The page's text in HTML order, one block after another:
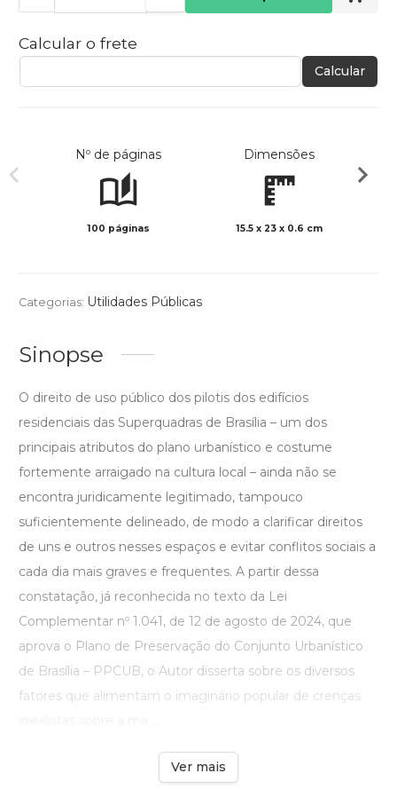
Calcular o frete
Calcular
Nº de páginas
100 páginas
Dimensões
15.5 x 23 x 0.6 cm
Categorias: Utilidades Públicas
Sinopse
O direito de uso público dos pilotis dos edifícios
residenciais das Superquadras de Brasília – um dos
principais atributos do plano urbanístico e costume
fortemente arraigado na cultura local – ainda não se
encontra juridicamente legitimado, tampouco
suficientemente delineado, de modo a clarificar direitos
de uns e outros nesses espaços e evitar conflitos sociais a
cada dia mais graves e frequentes. A partir dessa
constatação, já reconhecida no texto da Lei
Complementar nº 1.041, de 12 de agosto de 2024, que
aprova o Plano de Preservação do Conjunto Urbanístico
de Brasília – PPCUB, o Autor disserta sobre os diversos
fatores que alimentam o imaginário popular de crenças
Ver mais